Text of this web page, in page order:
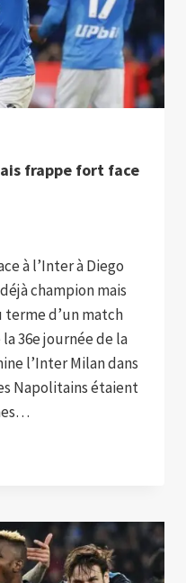
frappe fort face
à l’Inter à Diego
champion mais
terme d’un match
36e journée de la
l’Inter Milan dans
Napolitains étaient